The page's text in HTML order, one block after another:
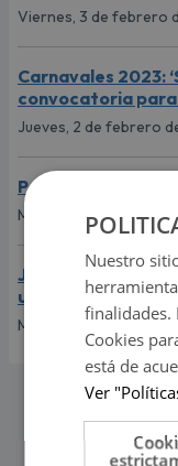
Viernes, 3 de febrero
Carnavales 2023:
convocatoria
Jueves, 2 de febrero
Perro sorprende
Miércoles, 1 de
Jóvenes hacen
una singular
Miércoles, 1 de
Nuestro
finalidades.
Cookies
está de
Ver